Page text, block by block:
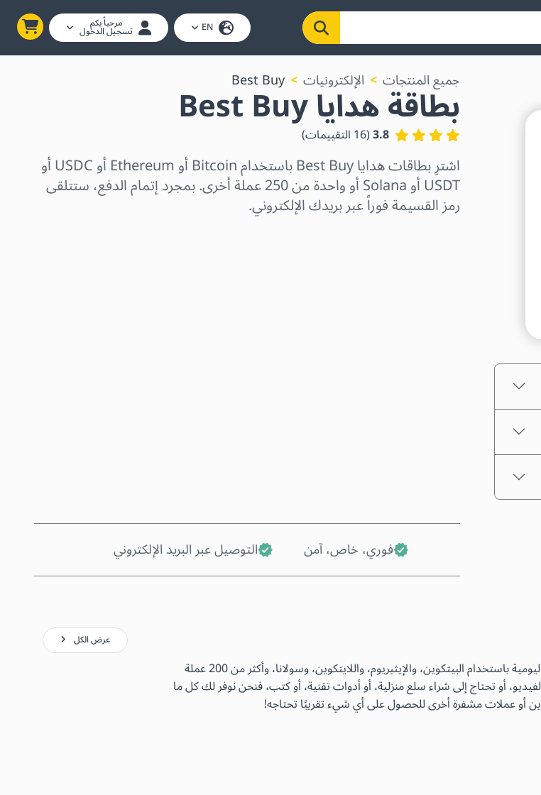
EN مرحباً بكم
تسجيل الدخول
جميع المنتجات الإلكترونيات Best Buy بطاقة هدايا Best Buy
3.8
(
16التقييمات)
اشترِ بطاقات هدايا Best Buy باستخدام Bitcoin أو Ethereum أو USDC أو
USDT أو Solana أو واحدة من 250 عملة أخرى. بمجرد إتمام الدفع، ستتلقى
رمز القسيمة فوراً عبر بريدك الإلكتروني.
فوري، خاص، آمن التوصيل عبر البريد الإلكتروني
باستخدام بطاقات الهدايا الأكثر شيوعًا لدينا، يمكنك شراء مجموعة واسعة من السلع اليومية باستخدام البيتكوين، والإيثيريوم، واللايتكوين، وسولانا، وأكثر من 200 عملة
أو تحتاج إلى شراء سلع منزلية، أو أدوات تقنية، أو كتب، فنحن نوفر لك كل ما
أو عملات مشفرة أخرى للحصول على أي شيء تقريبًا تحتاجه!
عرض الكل